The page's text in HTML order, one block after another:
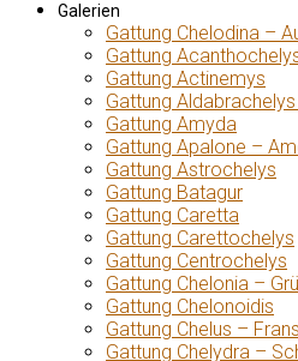
Galerien
Gattung Chelodina –
Gattung
Gattung Actinemys
Gattung
Gattung Amyda
Gattung Apalone –
Gattung Astrochelys
Gattung Batagur
Gattung Caretta
Gattung Carettochelys
Gattung Centrochelys
Gattung Chelonia –
Gattung Chelonoidis
Gattung Chelus –
Gattung Chelydra –